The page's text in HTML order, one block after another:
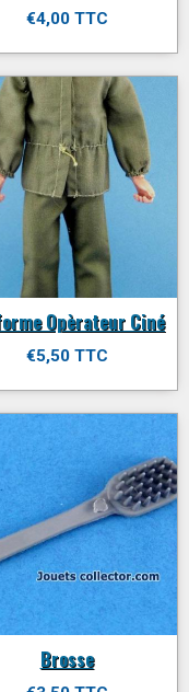
€4,00 TTC
Opèrateur Ciné
€5,50 TTC
Brosse